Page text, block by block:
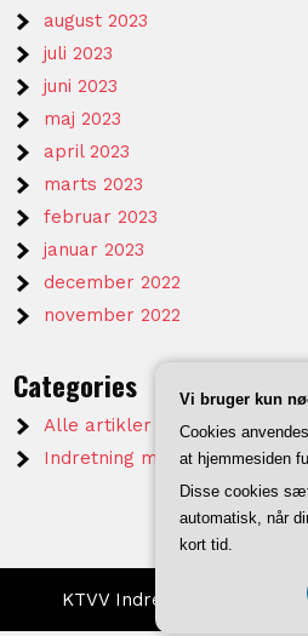
august 2023
juli 2023
juni 2023
maj 2023
april 2023
marts 2023
februar 2023
januar 2023
december 2022
november 2022
Categories
Alle artikler på KTVV
Indretning mm.
KTVV Indretning 2026 .
Vi bruger kun
Cookies
at hjemmesiden
Disse cookies
automatisk, når
kort tid.